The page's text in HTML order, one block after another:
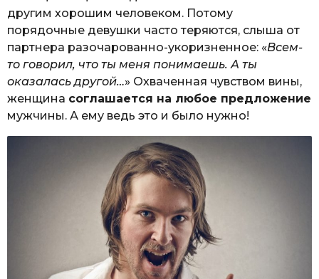
другим хорошим человеком. Потому
порядочные девушки часто теряются, слыша от
партнера разочарованно-укоризненное: «Всем-
то говорил, что ты меня понимаешь. А ты
оказалась другой…» Охваченная чувством вины,
женщина соглашается на любое предложение
мужчины. А ему ведь это и было нужно!